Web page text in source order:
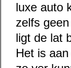
luxe auto
zelfs
ligt de lat
Het is